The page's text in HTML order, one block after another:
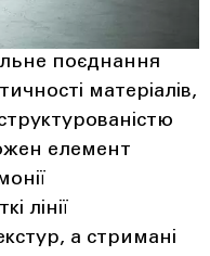
поєднання
матеріалів,
елемент
лінії
а стримані